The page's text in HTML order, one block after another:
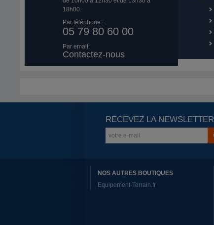
18h00.
Par téléphone :
05 79 80 60 00
Par email:
Contactez-nous
RECEVEZ LA NEWSLETTER
NOS AUTRES BOUTIQUES
Equipement-Terrain.fr